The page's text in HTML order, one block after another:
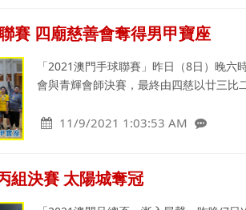
賽 四廟慈善會奪得男甲寶座
「2021澳門手球聯賽」昨日（8日）晚
會與青輝會師決賽，最終由四慈以廿三
11/9/2021 1:03:53 AM
組決賽 太陽城奪冠